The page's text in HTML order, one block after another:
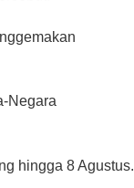
Negara
hingga 8 Agustus.